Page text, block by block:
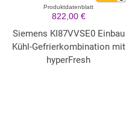
Produktdatenblatt
822,00 €
Siemens KI87VVSE0 Einbau
Kühl-Gefrierkombination mit
hyperFresh